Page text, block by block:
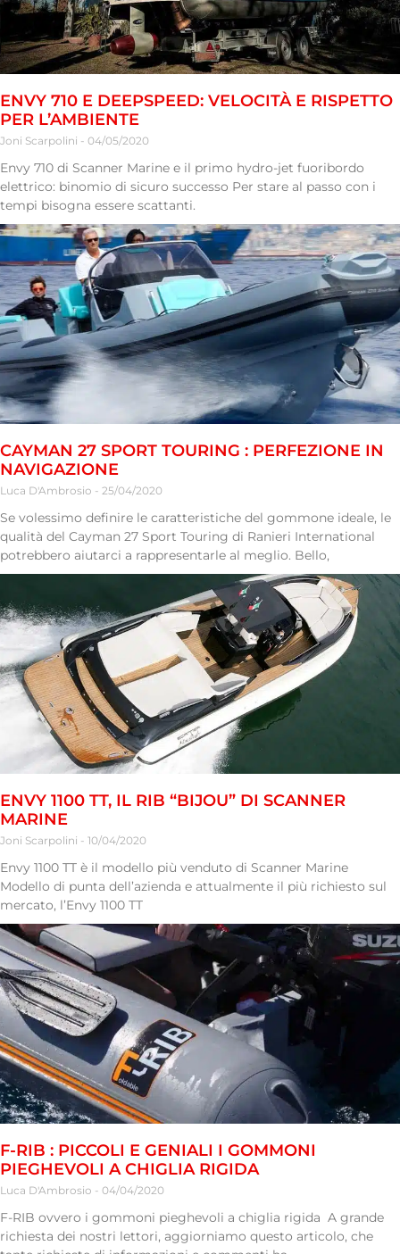
ENVY 710 E DEEPSPEED: VELOCITÀ E RISPETTO
PER L’AMBIENTE
Joni Scarpolini 04/05/2020
Envy 710 di Scanner Marine e il primo hydro-jet fuoribordo
elettrico: binomio di sicuro successo Per stare al passo con i
tempi bisogna essere scattanti.
CAYMAN 27 SPORT TOURING : PERFEZIONE IN
NAVIGAZIONE
Luca D'Ambrosio 25/04/2020
Se volessimo definire le caratteristiche del gommone ideale, le
qualità del Cayman 27 Sport Touring di Ranieri International
potrebbero aiutarci a rappresentarle al meglio. Bello,
ENVY 1100 TT, IL RIB “BIJOU” DI SCANNER
MARINE
Joni Scarpolini 10/04/2020
Envy 1100 TT è il modello più venduto di Scanner Marine
Modello di punta dell’azienda e attualmente il più richiesto sul
mercato, l’Envy 1100 TT
F-RIB : PICCOLI E GENIALI I GOMMONI
PIEGHEVOLI A CHIGLIA RIGIDA
Luca D'Ambrosio 04/04/2020
F-RIB ovvero i gommoni pieghevoli a chiglia rigida A grande
richiesta dei nostri lettori, aggiorniamo questo articolo, che